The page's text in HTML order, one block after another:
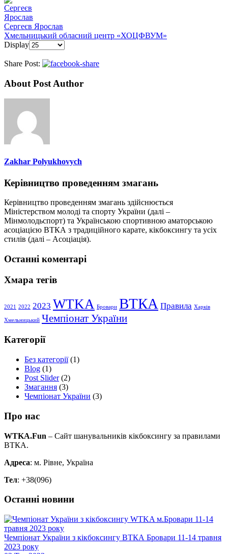
Сергеєв Ярослав
Хмельницький обласний центр «ХОЦФВУМ»
Display
Share Post:
About Post Author
Zakhar Polyukhovych
Керівництво проведенням змагань
Керівництво проведенням змагань здійснюється
Міністерством молоді та спорту України (далі –
Мінмолодьспорт) та Українською спортивною аматорською
асоціацією ВТКА з традиційного карате, кікбоксингу та усіх
стилів (далі – Асоціація).
Останні коментарі
Хмара тегів
2021 2022 2023 WTKA Бровари ВТКА Правила Харків
Хмельницький Чемпіонат України
Категорії
Без категорії(1)
Blog (1)
Post Slider(2)
Змагання (3)
Чемпіонат України (3)
Про нас
WTKA.Fun – Сайт шанувальників кікбоксингу за правилами
ВТКА.
Адреса: м. Рівне, Україна
Тел: +38(096)
Останні новини
Чемпіонат України з кікбоксингу ВТКА Бровари 11-14 травня
2023 року